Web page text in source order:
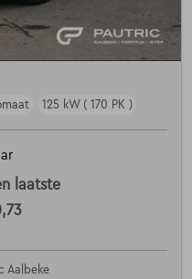
125 kW ( 170 PK )
laatste
Aalbeke